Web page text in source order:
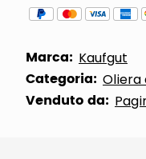
Marca: Kaufgut
Categoria: Oliera
Venduto da: